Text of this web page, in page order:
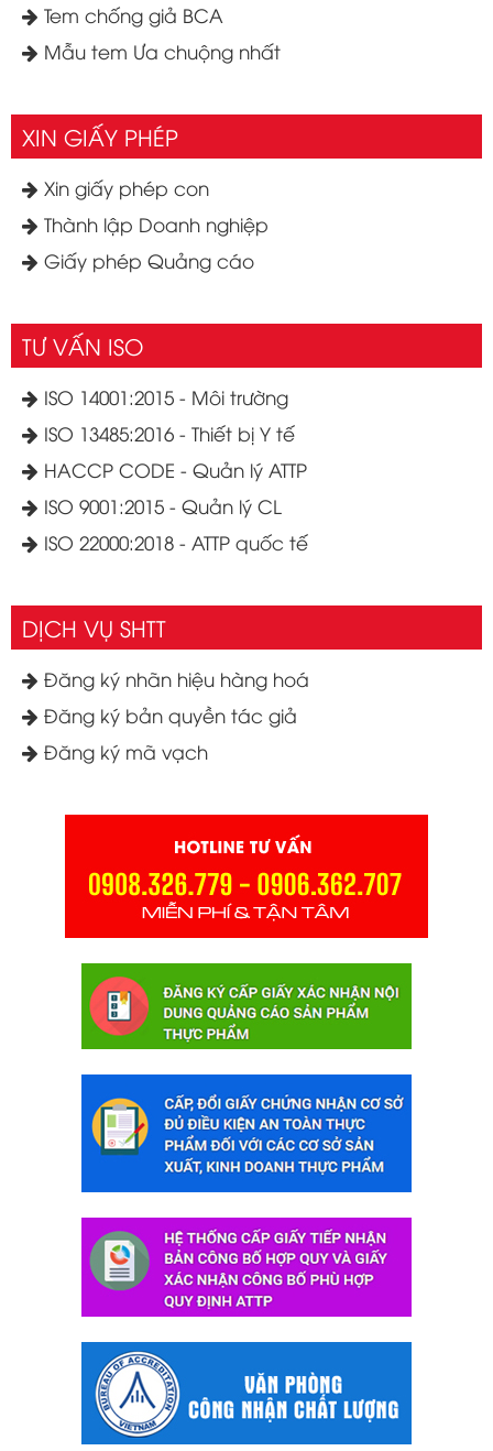
Tem chống giả BCA
Mẫu tem Ưa chuộng nhất
XIN GIẤY PHÉP
Xin giấy phép con
Thành lập Doanh nghiệp
Giấy phép Quảng cáo
TƯ VẤN ISO
ISO 14001:2015 - Môi trường
ISO 13485:2016 - Thiết bị Y tế
HACCP CODE - Quản lý ATTP
ISO 9001:2015 - Quản lý CL
ISO 22000:2018 - ATTP quốc tế
DỊCH VỤ SHTT
Đăng ký nhãn hiệu hàng hoá
Đăng ký bản quyền tác giả
Đăng ký mã vạch